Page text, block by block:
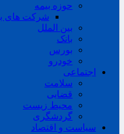
حوزه بیمه
شرکت های
بین الملل
بانک
بورس
خودرو
اجتماعی
سلامت
قضایی
محیط زیست
گردشگری
سیاست و اقتصاد